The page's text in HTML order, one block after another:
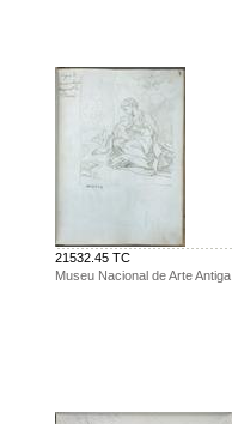
21532.45 TC
Museu Nacional de Arte Antiga